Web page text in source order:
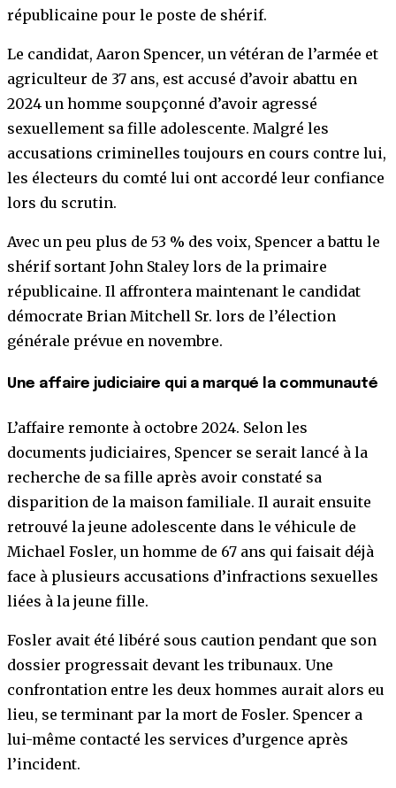
républicaine pour le poste de shérif.
Le candidat, Aaron Spencer, un vétéran de l’armée et
agriculteur de 37 ans, est accusé d’avoir abattu en
2024 un homme soupçonné d’avoir agressé
sexuellement sa fille adolescente. Malgré les
accusations criminelles toujours en cours contre lui,
les électeurs du comté lui ont accordé leur confiance
lors du scrutin.
Avec un peu plus de 53 % des voix, Spencer a battu le
shérif sortant John Staley lors de la primaire
républicaine. Il affrontera maintenant le candidat
démocrate Brian Mitchell Sr. lors de l’élection
générale prévue en novembre.
Une affaire judiciaire qui a marqué la communauté
L’affaire remonte à octobre 2024. Selon les
documents judiciaires, Spencer se serait lancé à la
recherche de sa fille après avoir constaté sa
disparition de la maison familiale. Il aurait ensuite
retrouvé la jeune adolescente dans le véhicule de
Michael Fosler, un homme de 67 ans qui faisait déjà
face à plusieurs accusations d’infractions sexuelles
liées à la jeune fille.
Fosler avait été libéré sous caution pendant que son
dossier progressait devant les tribunaux. Une
confrontation entre les deux hommes aurait alors eu
lieu, se terminant par la mort de Fosler. Spencer a
lui-même contacté les services d’urgence après
l’incident.